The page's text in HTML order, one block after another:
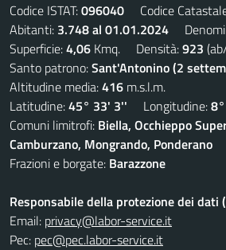
Codice ISTAT:096040 Codice
Abitanti: 3.748 al 01.01.2024
Superficie:4,06 Kmq. Densità:923
Santo patrono:Sant'Antonino (2
Altitudine media:416 m.s.l.m.
Latitudine:45° 33' 3'' Longitudine:
Comuni limitrofi: Biella, Occhieppo
Camburzano, Mongrando, Ponderano
Frazioni e borgate: Barazzone
Responsabile della protezione dei dati
Email: privacy@labor-service.it
Pec: pec@pec.labor-service.it